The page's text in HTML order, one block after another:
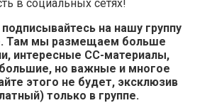
в социальных сетях!
на нашу группу
Там мы размещаем больше
интересные СС-материалы,
но важные и многое
этого не будет, эксклюзив
только в группе.